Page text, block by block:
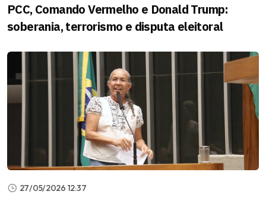
PCC, Comando Vermelho e Donald Trump:
soberania, terrorismo e disputa eleitoral
27/05/2026 12:37